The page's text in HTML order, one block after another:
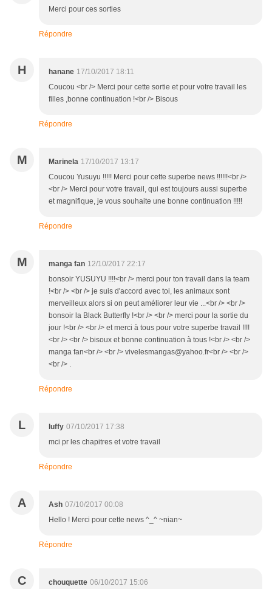
Merci pour ces sorties
Répondre
H hanane 17/10/2017 18:11
Coucou <br /> Merci pour cette sortie et pour votre travail les
filles ,bonne continuation !<br /> Bisous
Répondre
M Marinela 17/10/2017 13:17
Coucou Yusuyu !!!!! Merci pour cette superbe news !!!!!!<br />
<br /> Merci pour votre travail, qui est toujours aussi superbe
et magnifique, je vous souhaite une bonne continuation !!!!!
Répondre
M manga fan 12/10/2017 22:17
bonsoir YUSUYU !!!!<br /> merci pour ton travail dans la team
!<br /> <br /> je suis d'accord avec toi, les animaux sont
merveilleux alors si on peut améliorer leur vie ...<br /> <br />
bonsoir la Black Butterfly !<br /> <br /> merci pour la sortie du
jour !<br /> <br /> et merci à tous pour votre superbe travail !!!!
<br /> <br /> bisoux et bonne continuation à tous !<br /> <br />
manga fan<br /> <br /> vivelesmangas@yahoo.fr<br /> <br />
<br /> .
Répondre
L luffy 07/10/2017 17:38
mci pr les chapitres et votre travail
Répondre
A Ash 07/10/2017 00:08
Hello ! Merci pour cette news ^_^ ~nian~
Répondre
C chouquette 06/10/2017 15:06